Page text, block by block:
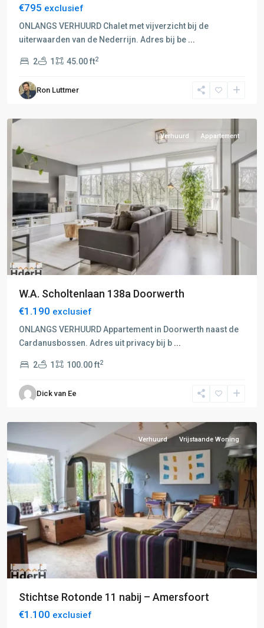
€795 exclusief
ONLANGS VERHUURD Chalet met vijverzicht bij de
uiterwaarden van de Nederrijn. Adres bij be ...
2 1 45.00 ft2
Ron Luttmer
J:
Verhuurd Appartement
W.A. Scholtenlaan 138a Doorwerth
€1.190 exclusief
ONLANGS VERHUURD Appartement in Doorwerth naast de
Cardanusbossen. Adres uit privacy bij b ...
2 1 100.00 ft2
Dick van Ee
E:
Amersfoort-
Hilversum,
Verhuurd Vrijstaande Woning
Stichtse Rotonde 11 nabij – Amersfoort
€1.100 exclusief